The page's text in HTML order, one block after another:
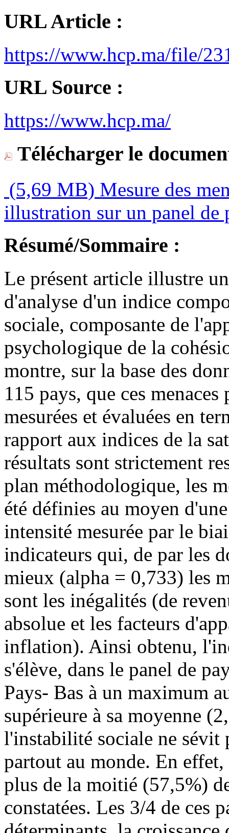
URL Article :
https://www.hcp.ma/file/
URL Source :
https://www.hcp.ma/
Télécharger le
(5,69 MB) Mesure des
illustration sur un panel de
Résumé/Sommaire :
Le présent article illustre
d'analyse d'un indice
sociale, composante de
psychologique de la
montre, sur la base des
115 pays, que ces
mesurées et évaluées en
rapport aux indices de la
résultats sont strictement
plan méthodologique, les
été définies au moyen
intensité mesurée par le
indicateurs qui, de par les
mieux (alpha = 0,733) les
sont les inégalités (de
absolue et les facteurs
inflation). Ainsi obtenu,
s'élève, dans le panel de
Pays- Bas à un maximum
supérieure à sa moyenne
l'instabilité sociale ne sévit
partout au monde. En
plus de la moitié (57,5%)
constatées. Les 3/4 de ces